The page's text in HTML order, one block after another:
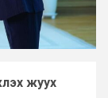
жуух